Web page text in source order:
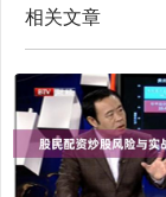
相关文章